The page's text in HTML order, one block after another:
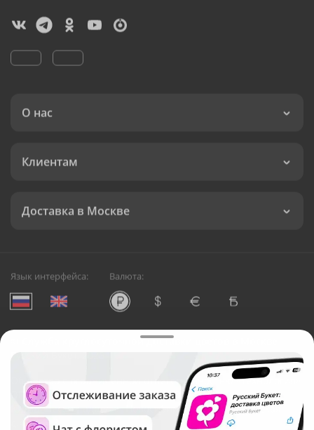
О нас
Клиентам
Доставка в Москве
Язык интерфейса: Валюта:
Служба круглосуточной доставки цветов в Москве
Русский Букет, 2026
Общество с ограниченной ответственностью «Технология»
ОГРН: 1195476081745, ИНН: 5410081997
Юридический адрес: г. Новосибирск, ул. Ипподромская,
д.42, оф. 3